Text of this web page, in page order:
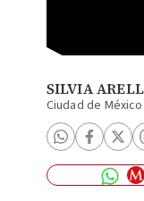
SILVIA
Ciudad de México